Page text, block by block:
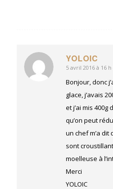
YOLOIC
dit
:
5 avril 2016 à 16
Bonjour, donc
glace, j’avais
et j’ai mis 400g
qu’on peut
un chef m’a
sont
moelleuse à
Merci
YOLOIC